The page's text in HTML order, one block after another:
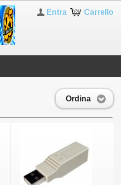
Carrello
Entra
Ordina